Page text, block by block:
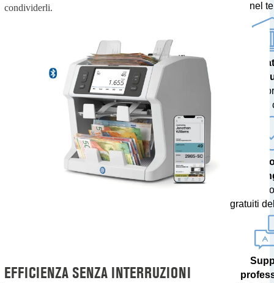
condividerli.
EFFICIENZA SENZA INTERRUZIONI
nel
testati
con
gratuiti